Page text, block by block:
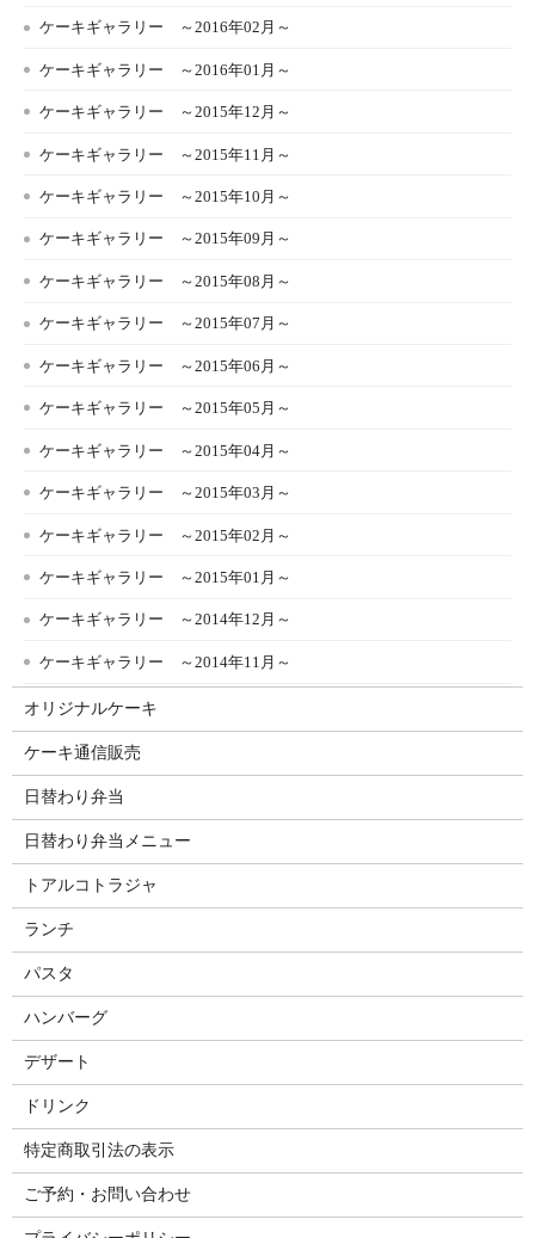
ケーキギャラリー ～2016年02月～
ケーキギャラリー ～2016年01月～
ケーキギャラリー ～2015年12月～
ケーキギャラリー ～2015年11月～
ケーキギャラリー ～2015年10月～
ケーキギャラリー ～2015年09月～
ケーキギャラリー ～2015年08月～
ケーキギャラリー ～2015年07月～
ケーキギャラリー ～2015年06月～
ケーキギャラリー ～2015年05月～
ケーキギャラリー ～2015年04月～
ケーキギャラリー ～2015年03月～
ケーキギャラリー ～2015年02月～
ケーキギャラリー ～2015年01月～
ケーキギャラリー ～2014年12月～
ケーキギャラリー ～2014年11月～
オリジナルケーキ
ケーキ通信販売
日替わり弁当
日替わり弁当メニュー
トアルコトラジャ
ランチ
パスタ
ハンバーグ
デザート
ドリンク
特定商取引法の表示
ご予約・お問い合わせ